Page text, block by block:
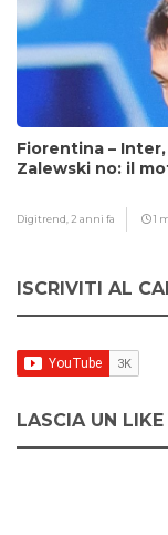
Fiorentina –
Zalewski no: il
Digitrend, 2 anni fa 1
ISCRIVITI AL
LASCIA UN